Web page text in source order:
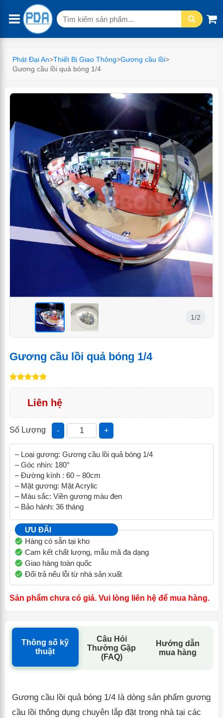
Tìm
Phát Đại An>Thiết Bị Giao Thông>Gương cầu lồi>
Gương cầu lồi quả bóng 1/4
< <
1/2
Gương cầu lồi quả bóng 1/4
Liên hệ
Số Lượng - +
– Loại gương: Gương cầu lồi quả bóng 1/4
– Góc nhìn: 180°
– Đường kính : 60 – 80cm
– Mặt gương: Mặt Acrylic
– Màu sắc: Viền gương màu đen
– Bảo hành: 36 tháng
ƯU ĐÃI
Hàng có sẵn tại kho
Cam kết chất lượng, mẫu mã đa dạng
Giao hàng toàn quốc
Đổi trả nếu lỗi từ nhà sản xuất
Sản phẩm chưa có giá. Vui lòng liên hệ để mua hàng.
Thông số kỹ
thuật
Câu Hỏi
Thường Gặp
(FAQ)
Hướng dẫn
mua hàng
Gương cầu lồi quả bóng 1/4 là dòng sản phẩm gương
cầu lồi thông dụng chuyên lắp đặt trong nhà tại các